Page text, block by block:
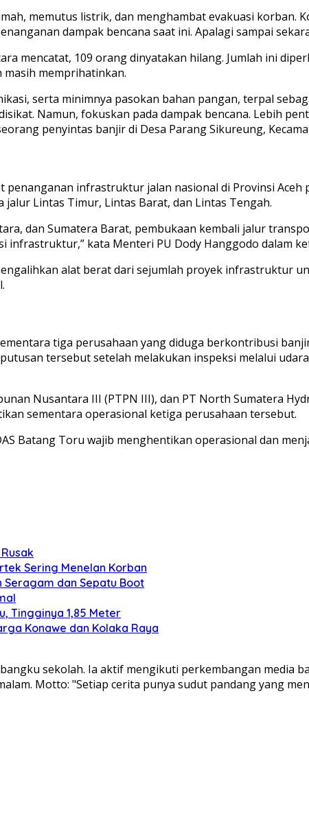
memutus listrik, dan menghambat evakuasi korban.
dampak bencana saat ini. Apalagi sampai
mencatat, 109 orang dinyatakan hilang. Jumlah ini
masih memprihatinkan.
serta minimnya pasokan bahan pangan, terpal
Namun, fokuskan pada dampak bencana. Lebih
penyintas banjir di Desa Parang Sikureung,
penanganan infrastruktur jalan nasional di Provinsi
Lintas Timur, Lintas Barat, dan Lintas Tengah.
dan Sumatera Barat, pembukaan kembali jalur
kata Menteri PU Dody Hanggodo dalam
alat berat dari sejumlah proyek infrastruktur
tiga perusahaan yang diduga berkontribusi
tersebut setelah melakukan inspeksi melalui
Nusantara III (PTPN III), dan PT North Sumatera
sementara operasional ketiga perusahaan tersebut.
Batang Toru wajib menghentikan operasional dan
Sering Menelan Korban
Seragam dan Sepatu Boot
Tingginya 1,85 Meter
Konawe dan Kolaka Raya
sekolah. Ia aktif mengikuti perkembangan media
Motto: "Setiap cerita punya sudut pandang yang